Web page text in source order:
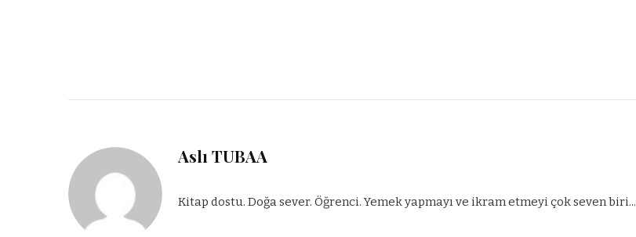
Aslı TUBAA
Kitap dostu. Doğa sever. Öğrenci. Yemek yapmayı ve ikram etmeyi çok seven biri...